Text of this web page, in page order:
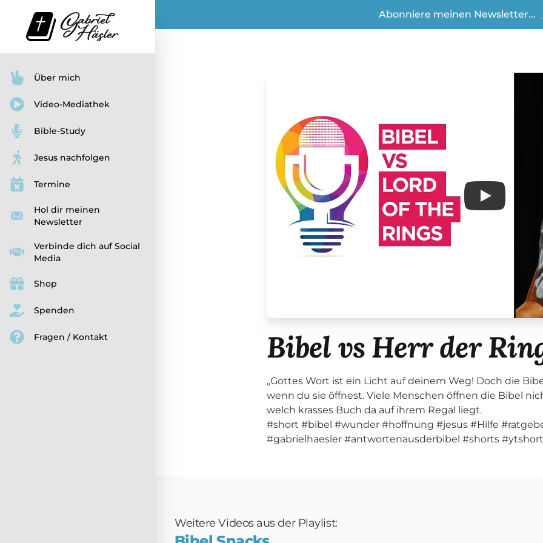
Abonniere meinen Newsletter...
Play
Video
Bibel vs Herr der
„Gottes Wort ist ein Licht auf deinem Weg! Doch die
wenn du sie öffnest. Viele Menschen öffnen die Bibel
welch krasses Buch da auf ihrem Regal liegt.
#short #bibel #wunder #hoffnung #jesus #Hilfe
#gabrielhaesler #antwortenausderbibel #shorts
Weitere Videos aus der Playlist:
Über mich
Video-Mediathek
Bible-Study
Jesus nachfolgen
Termine
Hol dir meinen
Newsletter
Verbinde dich auf Social
Media
Shop
Spenden
Fragen / Kontakt